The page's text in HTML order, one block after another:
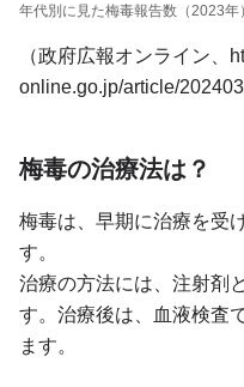
年代別に見た梅毒報告数（2023年）
（政府広報オンライン、
online.go.jp/article/
梅毒の治療法は？
梅毒は、早期に治療を受
す。
治療の方法には、注射剤
す。治療後は、血液検査
ます。